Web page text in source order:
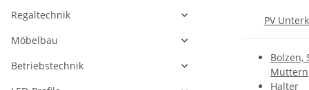
PV
Bolzen,
Muttern
Halter
Regaltechnik
Möbelbau
Betriebstechnik